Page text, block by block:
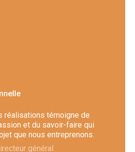
réalisations témoigne de
et du savoir-faire qui
que nous entreprenons.
général